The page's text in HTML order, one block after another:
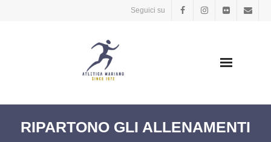
Seguici su
RIPARTONO GLI ALLENAMENTI